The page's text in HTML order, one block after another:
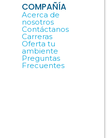
COMPAÑÍA
Acerca de
nosotros
Contáctanos
Carreras
Oferta tu
ambiente
Preguntas
Frecuentes